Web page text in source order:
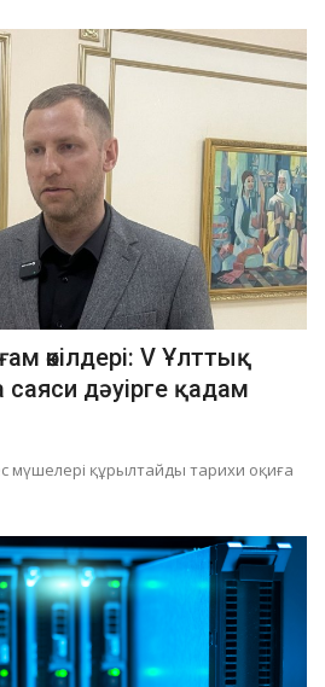
өкілдері: V Ұлттық
дәуірге қадам
мүшелері құрылтайды тарихи оқиға